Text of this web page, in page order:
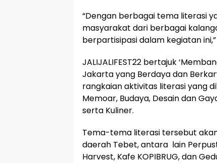
“Dengan berbagai tema literasi
masyarakat dari berbagai
berpartisipasi dalam kegiatan
JALIJALIFEST22 bertajuk
Jakarta yang Berdaya dan
rangkaian aktivitas literasi yang
Memoar, Budaya, Desain dan
serta Kuliner.
Tema-tema literasi tersebut
daerah Tebet, antara lain
Harvest, Kafe KOPIBRUG, dan